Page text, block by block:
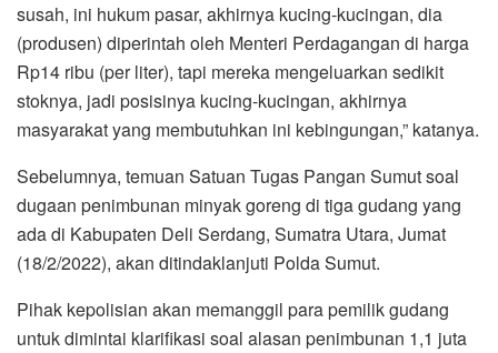
susah, ini hukum pasar, akhirnya kucing-kucingan, dia
(produsen) diperintah oleh Menteri Perdagangan di harga
Rp14 ribu (per liter), tapi mereka mengeluarkan sedikit
stoknya, jadi posisinya kucing-kucingan, akhirnya
masyarakat yang membutuhkan ini kebingungan,” katanya.
Sebelumnya, temuan Satuan Tugas Pangan Sumut soal
dugaan penimbunan minyak goreng di tiga gudang yang
ada di Kabupaten Deli Serdang, Sumatra Utara, Jumat
(18/2/2022), akan ditindaklanjuti Polda Sumut.
Pihak kepolisian akan memanggil para pemilik gudang
untuk dimintai klarifikasi soal alasan penimbunan 1,1 juta